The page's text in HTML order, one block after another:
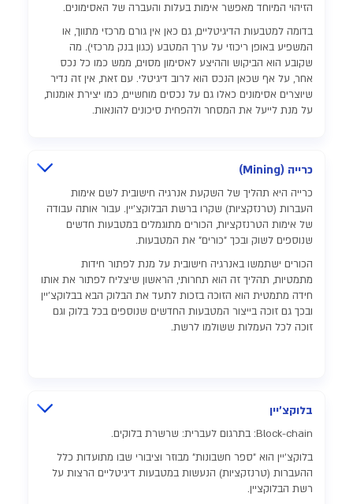
הזיהוי המיוחד מאפשר אימות בעלות והעברה של האסימונים.
בדומה למטבעות הדיגיטליים, גם כאן אין גורם מרכזי מתווך, או
המשפיע באופן ריכוזי על ערך המטבע (כגון בנק מרכזי). מה
שקובע הוא הביקוש וההיצע לאסימון מסוים, ממש כמו כל נכס
אחר, על אף שכאן הנכס הוא לרוב דיגיטלי. עם זאת, אין זה נדיר
שיוצרים אסימונים כאלו גם על נכסים מוחשיים, כמו יצירת אומנות,
על מנת לייעל את המסחר ולהפחית סיכונים להונאות.
כרייה (Mining)
כרייה היא תהליך של השקעת אנרגיה חישובית לשם אימות
העברות (טרנזקציות) שקרו ברשת הבלוקצ'יין. עבור אותה עבודה
של אימות הטרנזקציות, הכורים מתוגמלים במטבעות חדשים
שנוספים לשוק ובכך "כורים" את המטבעות.
הכורים ישתמשו באנרגיה חישובית על מנת לפתור חידות
מתמטיות, תהליך זה הוא תחרותי, הראשון שיצליח לפתור את אותו
חידה מתמטית הוא הזוכה בזכות לתעד את הבלוק הבא בבלוקצ'יין
ובכך גם זוכה בייצור המטבעות החדשים שנוספים בכל בלוק וגם
זוכה לכל העמלות ששולמו לרשת.
בלוקצ'יין
Block-chain: בתרגום לעברית: שרשרת בלוקים.
בלוקצ'יין הוא "ספר חשבונות" מבוזר וציבורי שבו מתועדות כלל
ההעברות (טרנזקציות) הנעשות במטבעות דיגיטליים הרצות על
רשת הבלוקציין.